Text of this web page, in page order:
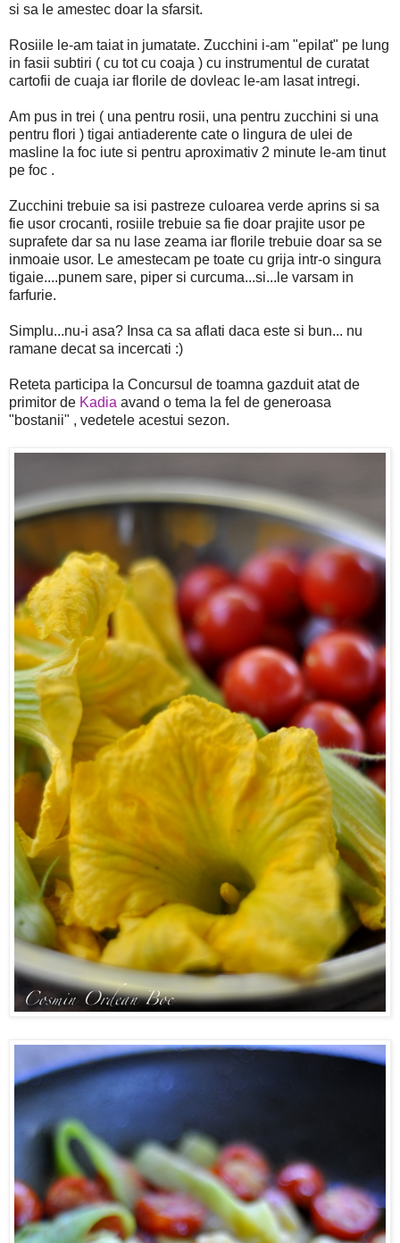
si sa le amestec doar la sfarsit.
Rosiile le-am taiat in jumatate. Zucchini i-am "epilat" pe lung
in fasii subtiri ( cu tot cu coaja ) cu instrumentul de curatat
cartofii de cuaja iar florile de dovleac le-am lasat intregi.
Am pus in trei ( una pentru rosii, una pentru zucchini si una
pentru flori ) tigai antiaderente cate o lingura de ulei de
masline la foc iute si pentru aproximativ 2 minute le-am tinut
pe foc .
Zucchini trebuie sa isi pastreze culoarea verde aprins si sa
fie usor crocanti, rosiile trebuie sa fie doar prajite usor pe
suprafete dar sa nu lase zeama iar florile trebuie doar sa se
inmoaie usor. Le amestecam pe toate cu grija intr-o singura
tigaie....punem sare, piper si curcuma...si...le varsam in
farfurie.
Simplu...nu-i asa? Insa ca sa aflati daca este si bun... nu
ramane decat sa incercati :)
Reteta participa la Concursul de toamna gazduit atat de
primitor de Kadia avand o tema la fel de generoasa
"bostanii" , vedetele acestui sezon.